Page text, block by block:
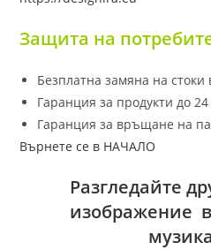
Защита на
Безплатна замяна на
Гаранция за продукти до
Гаранция за връщане на
Върнете се в НАЧАЛО
Разгледайте
изображение в